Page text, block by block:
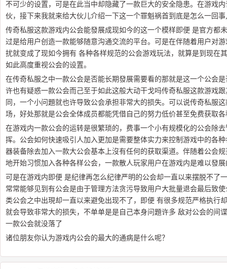
不可少的设置，可是在此当中却隐藏了一款巨大的安全隐患。在游戏
伙，接下来我就来给大伙儿介绍一下这一个罪魁祸首到底是怎么一回事
传奇私服这款游戏内公会能發展成现如今的这一个模样即便 是官方都
过是给用户创造一款能够随意沟通交流的平台。可是在伴随着用户对
扰就变成了现如今拥有 各种各样规范的公会游戏玩法，就算是到现在
如此高度重视公会的设置。
在传奇私服之中一款公会是否能长期發展需要看的那就是这一个公会
许也有疑惑一款公会而己至于如此这般大动干戈吗传奇私服这款游戏
同，一个小问題就也许导致公会承担非常大的损失。可以说传奇私服
场，好处那就是公会全体成员都能凭借自己的努力低价甚至免费获取
在游戏内一款公会的运转是很繁琐的，费事一个小有规模化的公会除
挥。公会如何快速吸引人加入更加是需要整体实力来控制游戏中的各
器装备除去加入一款大公会基本上沒有任何的获取渠道。伴随着公会
地开始习惯加入各种各样公会，一款散人玩家用户在游戏内是难以發展
可是在游戏内即便 是纪律再怎么纪律严明的公会却一直以来摆脱不了
常常能够见到有公会是由于管理方法贪污导致用户大批量退会最后致
类公会之中出現却一直以来避免出现不了，即便 有很多规范严格执行
就会导致非常大的损失，不单单是是自己本身问題许多 敌对公会的间
一款公会就没落了
诸位朋友你认为游戏内公会的最大的通病是什么呢？